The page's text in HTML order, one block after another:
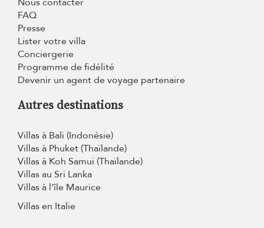
FAQ
Presse
Lister votre villa
Conciergerie
Programme de fidélité
Devenir un agent de voyage partenaire
Autres destinations
Villas à Bali (Indonésie)
Villas à Phuket (Thaïlande)
Villas à Koh Samui (Thaïlande)
Villas au Sri Lanka
Villas à l'île Maurice
Villas en Italie